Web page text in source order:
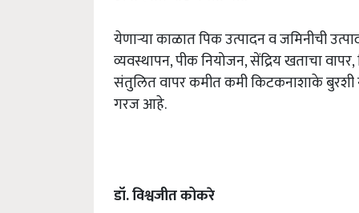
येणाऱ्या काळात पिक उत्पादन व जमिनीची
व्यवस्थापन, पीक नियोजन, सेंद्रिय खताचा
संतुलित वापर कमीत कमी किटकनाशाके बुरशी
गरज आहे.
डॉ. विश्वजीत कोकरे